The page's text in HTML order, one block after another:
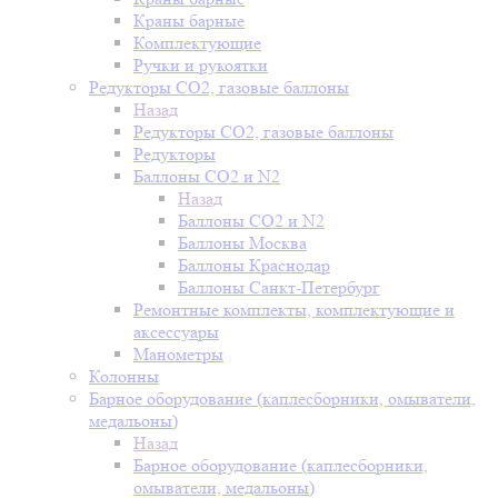
Краны барные
Комплектующие
Ручки и рукоятки
Редукторы СО2, газовые баллоны
Назад
Редукторы СО2, газовые баллоны
Редукторы
Баллоны СО2 и N2
Назад
Баллоны СО2 и N2
Баллоны Москва
Баллоны Краснодар
Баллоны Санкт-Петербург
Ремонтные комплекты, комплектующие и
аксессуары
Манометры
Колонны
Барное оборудование (каплесборники, омыватели,
медальоны)
Назад
Барное оборудование (каплесборники,
омыватели, медальоны)